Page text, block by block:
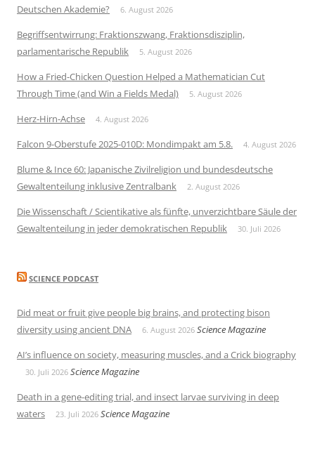
Deutschen Akademie?
6. August 2026
Begriffsentwirrung: Fraktionszwang, Fraktionsdisziplin,
parlamentarische Republik
5. August 2026
How a Fried-Chicken Question Helped a Mathematician Cut
Through Time (and Win a Fields Medal)
5. August 2026
Herz-Hirn-Achse 4. August 2026
Falcon 9-Oberstufe 2025-010D: Mondimpakt am 5.8. 4. August 2026
Blume & Ince 60: Japanische Zivilreligion und bundesdeutsche
Gewaltenteilung inklusive Zentralbank
2. August 2026
Die Wissenschaft / Scientikative als fünfte, unverzichtbare Säule der
Gewaltenteilung in jeder demokratischen Republik
30. Juli 2026
SCIENCE PODCAST
Did meat or fruit give people big brains, and protecting bison
diversity using ancient DNA
6. August 2026 Science Magazine
AI’s influence on society, measuring muscles, and a Crick biography
30. Juli 2026 Science Magazine
Death in a gene-editing trial, and insect larvae surviving in deep
waters
23. Juli 2026 Science Magazine